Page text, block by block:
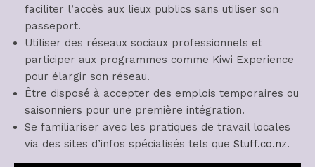
faciliter l’accès aux lieux publics sans utiliser son
passeport.
Utiliser des réseaux sociaux professionnels et
participer aux programmes comme Kiwi Experience
pour élargir son réseau.
Être disposé à accepter des emplois temporaires ou
saisonniers pour une première intégration.
Se familiariser avec les pratiques de travail locales
via des sites d’infos spécialisés tels que Stuff.co.nz.